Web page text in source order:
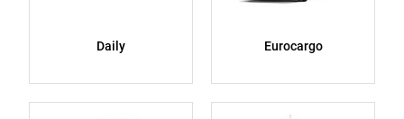
Daily Eurocargo